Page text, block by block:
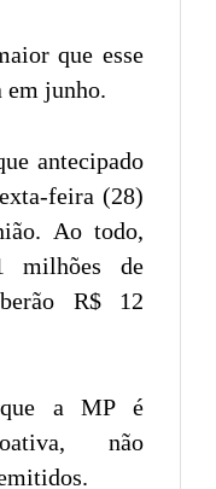
que esse
em junho.
antecipado
feira (28)
Ao todo,
milhões de
R$ 12
que a MP é
não